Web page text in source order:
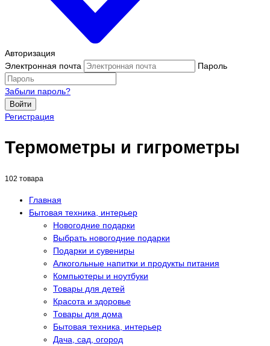
Авторизация
Электронная почта
Пароль
Забыли пароль?
Войти
Регистрация
Термометры и гигрометры
102 товара
Главная
Бытовая техника, интерьер
Новогодние подарки
Выбрать новогодние подарки
Подарки и сувениры
Алкогольные напитки и продукты питания
Компьютеры и ноутбуки
Товары для детей
Красота и здоровье
Товары для дома
Бытовая техника, интерьер
Дача, сад, огород